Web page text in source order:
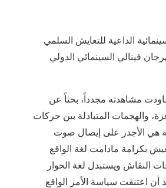
الداعية للتعايش السلمي
فينالي السينمائي الدولي
مشاهدته مجدداً، بحثاً عن
والهجمات المتبادلة بين حركات
هي الأجدر على إيصال صوت
بكرامة مادامت لغة الواقع
النقاش ويستبدل لغة الحوار
اعتنقت سياسة الأمر الواقع